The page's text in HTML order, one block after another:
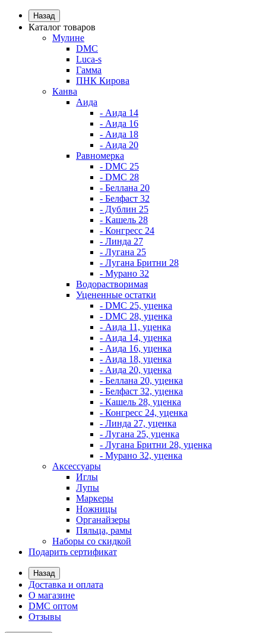
Назад
Каталог товаров
Мулине
DMC
Luca-s
Гамма
ПНК Кирова
Канва
Аида
- Аида 14
- Аида 16
- Аида 18
- Аида 20
Равномерка
- DMC 25
- DMC 28
- Беллана 20
- Белфаст 32
- Дублин 25
- Кашель 28
- Конгресс 24
- Линда 27
- Лугана 25
- Лугана Бритни 28
- Мурано 32
Водорастворимая
Уцененные остатки
- DMC 25, уценка
- DMC 28, уценка
- Аида 11, уценка
- Аида 14, уценка
- Аида 16, уценка
- Аида 18, уценка
- Аида 20, уценка
- Беллана 20, уценка
- Белфаст 32, уценка
- Кашель 28, уценка
- Конгресс 24, уценка
- Линда 27, уценка
- Лугана 25, уценка
- Лугана Бритни 28, уценка
- Мурано 32, уценка
Аксессуары
Иглы
Лупы
Маркеры
Ножницы
Органайзеры
Пяльца, рамы
Наборы со скидкой
Подарить сертификат
Назад
Доставка и оплата
О магазине
DMC оптом
Отзывы